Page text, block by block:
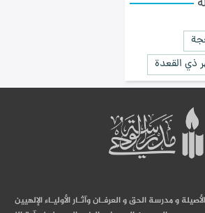
ذي القعدة
و مدرسة الحق و العرفـان وآثـار الأوليـاء الإلهيين